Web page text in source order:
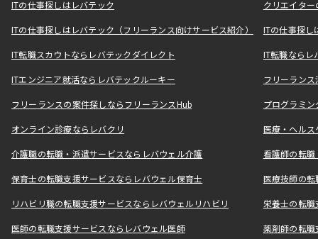
ITの仕事探しはレバテック クリエイタ
ITの仕事探しはレバテック（フリーランス向けサービス紹介） ITの仕事探
IT転職スカウトならレバテックダイレクト IT転職なら
ITエンジニア就活ならレバテックルーキー フリーラン
フリーランスの案件探しならフリーランスHub プログラミ
オンライン診療ならレバクリ 医療・ヘル
介護職の転職・派遣サービスならレバウェル介護 看護師の転
保育士の転職支援サービスならレバウェル保育士 医療技師の
リハビリ職の転職支援サービスならレバウェルリハビリ 栄養士の転
医師の転職支援サービスならレバウェル医師 薬剤師の転